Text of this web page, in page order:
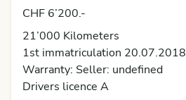
CHF 6’200.-
21’000 Kilometers
1st immatriculation 20.07.2018
Warranty: Seller: undefined
Drivers licence A